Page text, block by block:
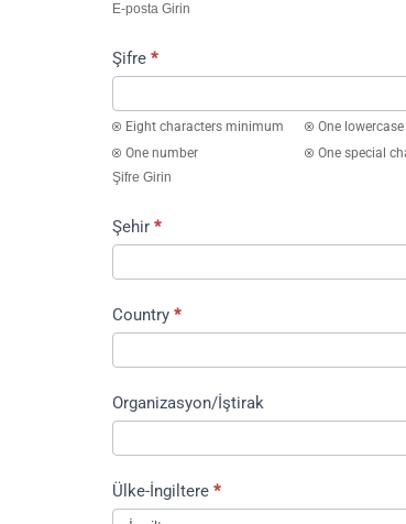
E-posta Girin
Şifre *
Eight characters minimum One
One number
One special
Şifre Girin
Şehir *
Country *
Organizasyon/İştirak
Ülke-İngiltere *